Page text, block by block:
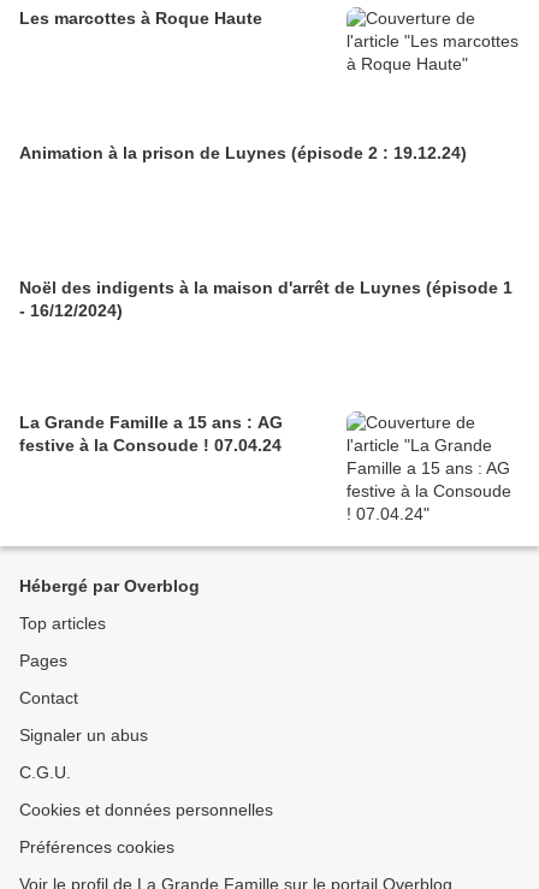
Les marcottes à Roque Haute
Animation à la prison de Luynes (épisode 2 : 19.12.24)
Noël des indigents à la maison d'arrêt de Luynes (épisode 1
- 16/12/2024)
La Grande Famille a 15 ans : AG
festive à la Consoude ! 07.04.24
Hébergé par Overblog
Top articles
Pages
Contact
Signaler un abus
C.G.U.
Cookies et données personnelles
Préférences cookies
Voir le profil de La Grande Famille sur le portail Overblog